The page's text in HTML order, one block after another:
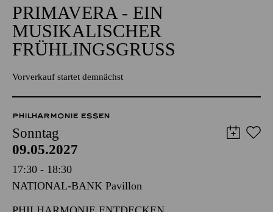
16:30
Aalto-Theater
PRIMAVERA - EIN
FRÜHLINGSGRUSS
Vorverkauf startet demnächst
PHILHARMONIE ESSEN
Sonntag
09.05.2027
17:30 - 18:30